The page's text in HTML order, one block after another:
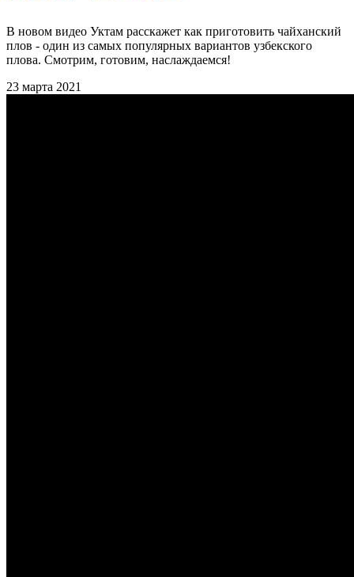
В новом видео Уктам расскажет как приготовить чайханский
плов - один из самых популярных вариантов узбекского
плова. Смотрим, готовим, наслаждаемся!
23 марта 2021